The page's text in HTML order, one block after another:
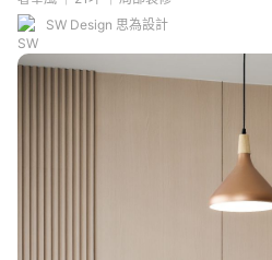
SW Design 思為設計